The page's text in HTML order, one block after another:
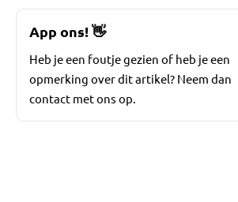
App ons!👋
Heb je een foutje gezien of heb je een
opmerking over dit artikel? Neem dan
contact met ons op.